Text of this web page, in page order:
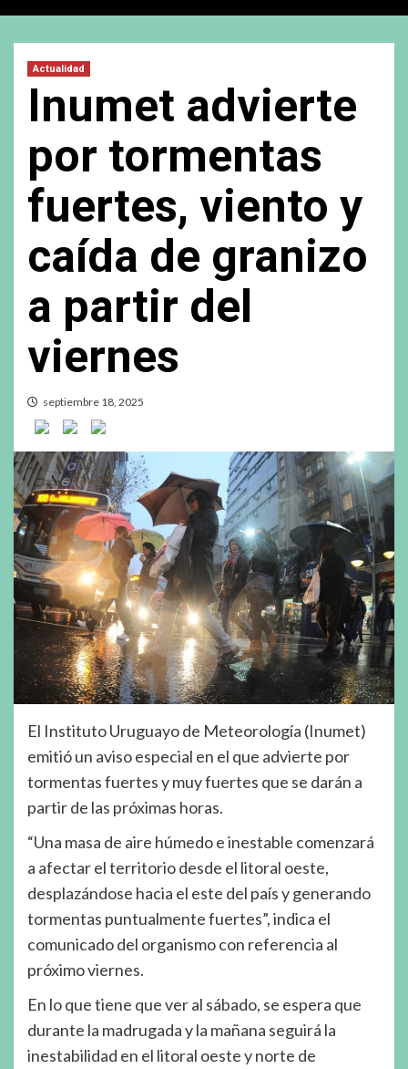
Actualidad
Inumet advierte
por tormentas
fuertes, viento y
caída de granizo
a partir del
viernes
septiembre 18, 2025
El Instituto Uruguayo de Meteorología (Inumet)
emitió un aviso especial en el que advierte por
tormentas fuertes y muy fuertes que se darán a
partir de las próximas horas.
“Una masa de aire húmedo e inestable comenzará
a afectar el territorio desde el litoral oeste,
desplazándose hacia el este del país y generando
tormentas puntualmente fuertes”, indica el
comunicado del organismo con referencia al
próximo viernes.
En lo que tiene que ver al sábado, se espera que
durante la madrugada y la mañana seguirá la
inestabilidad en el litoral oeste y norte de